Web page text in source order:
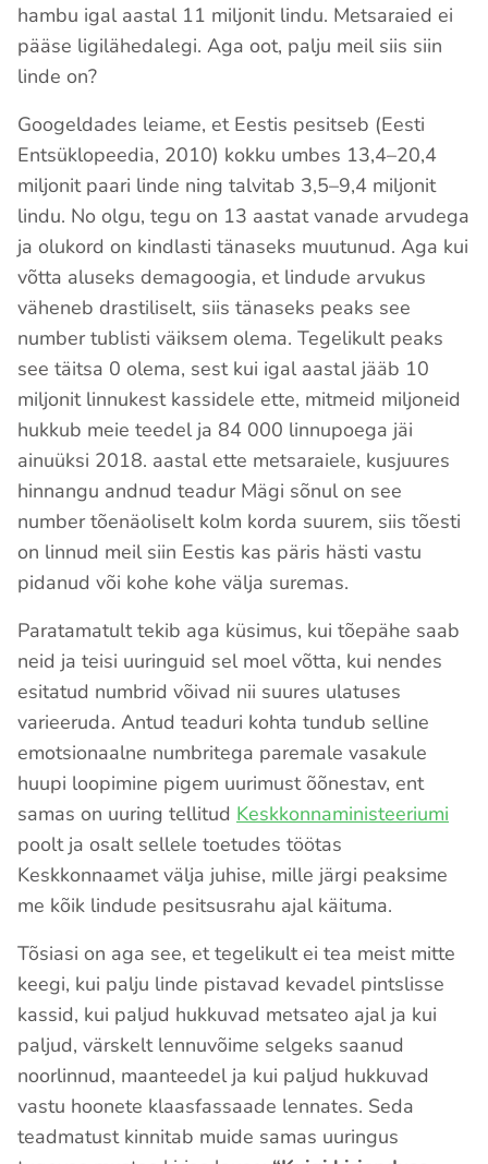
hambu igal aastal 11 miljonit lindu. Metsaraied ei
pääse ligilähedalegi. Aga oot, palju meil siis siin
linde on?
Googeldades leiame, et Eestis pesitseb (Eesti
Entsüklopeedia, 2010) kokku umbes 13,4–20,4
miljonit paari linde ning talvitab 3,5–9,4 miljonit
lindu. No olgu, tegu on 13 aastat vanade arvudega
ja olukord on kindlasti tänaseks muutunud. Aga kui
võtta aluseks demagoogia, et lindude arvukus
väheneb drastiliselt, siis tänaseks peaks see
number tublisti väiksem olema. Tegelikult peaks
see täitsa 0 olema, sest kui igal aastal jääb 10
miljonit linnukest kassidele ette, mitmeid miljoneid
hukkub meie teedel ja 84 000 linnupoega jäi
ainuüksi 2018. aastal ette metsaraiele, kusjuures
hinnangu andnud teadur Mägi sõnul on see
number tõenäoliselt kolm korda suurem, siis tõesti
on linnud meil siin Eestis kas päris hästi vastu
pidanud või kohe kohe välja suremas.
Paratamatult tekib aga küsimus, kui tõepähe saab
neid ja teisi uuringuid sel moel võtta, kui nendes
esitatud numbrid võivad nii suures ulatuses
varieeruda. Antud teaduri kohta tundub selline
emotsionaalne numbritega paremale vasakule
huupi loopimine pigem uurimust õõnestav, ent
samas on uuring tellitud Keskkonnaministeeriumi
poolt ja osalt sellele toetudes töötas
Keskkonnaamet välja juhise, mille järgi peaksime
me kõik lindude pesitsusrahu ajal käituma.
Tõsiasi on aga see, et tegelikult ei tea meist mitte
keegi, kui palju linde pistavad kevadel pintslisse
kassid, kui paljud hukkuvad metsateo ajal ja kui
paljud, värskelt lennuvõime selgeks saanud
noorlinnud, maanteedel ja kui paljud hukkuvad
vastu hoonete klaasfassaade lennates. Seda
teadmatust kinnitab muide samas uuringus